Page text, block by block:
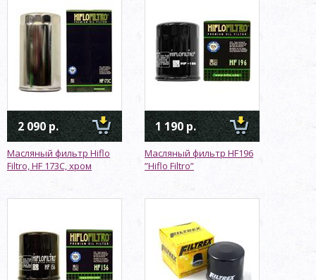
2 090 р.
Масляный фильтр Hiflo
Filtro, HF 173C, хром
1 190 р.
Масляный фильтр HF196
”Hiflo Filtro”